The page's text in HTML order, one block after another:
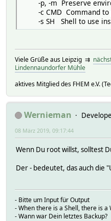
-p, -m Preserve
-c CMD Command to
-s SH Shell to use
Viele Grüße aus Leipzig ⇉
Lindennaundorfer Mühle
aktives Mitglied des FHEM e.V.
Wernieman
08 März 2019, 09:17:44
Wenn Du root willst, solltest
Der - bedeutet, das auch die
- Bitte um Input für Output
- When there is a Shell, there is a
- Wann war Dein letztes Backup?